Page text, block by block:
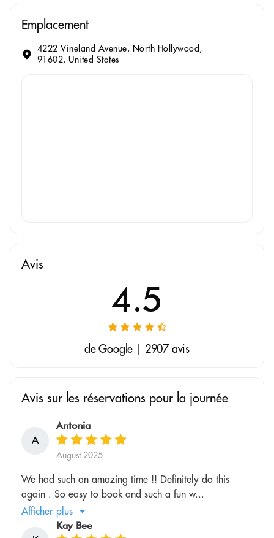
Emplacement
4222 Vineland Avenue, North Hollywood,
91602, United States
Avis
4.5
de Google | 2907 avis
Avis sur les réservations pour la journée
A
Antonia
August 2025
We had such an amazing time !! Definitely do this
again . So easy to book and such a fun w...
Afficher plus
Kay Bee